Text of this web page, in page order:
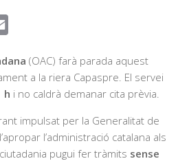
(OAC) farà parada aquest
a la riera Capaspre. El servei
h i no caldrà demanar cita prèvia.
impulsat per la Generalitat de
l’administració catalana als
pugui fer tràmits sense